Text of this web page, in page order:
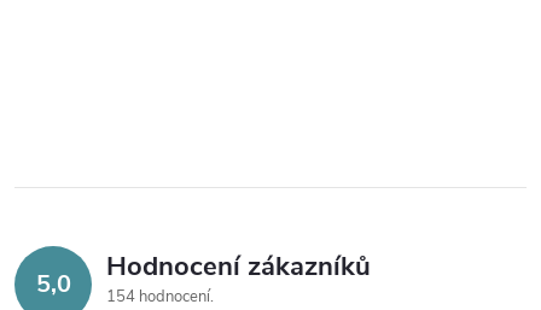
5,0 Hodnocení zákazníků
154 hodnocení